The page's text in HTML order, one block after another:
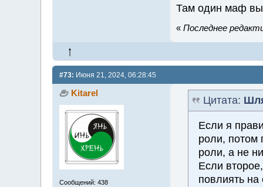
Там один маф
« Последнее
#73: Июня 21, 2024, 06:28:45
Kitarel
Сообщений: 438
Цитата:
Если я
роли, потом
роли, а не
Если
повлиять